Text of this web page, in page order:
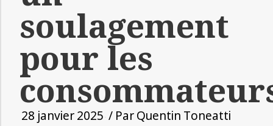
soulagement
pour les
28 janvier 2025 / ParQuentin Toneatti